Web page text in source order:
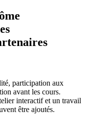
participation aux
avant les cours.
interactif et un travail
être ajoutés.